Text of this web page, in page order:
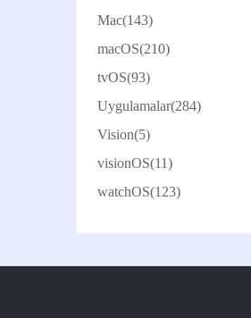
Mac(143)
macOS(210)
tvOS(93)
Uygulamalar(284)
Vision(5)
visionOS(11)
watchOS(123)